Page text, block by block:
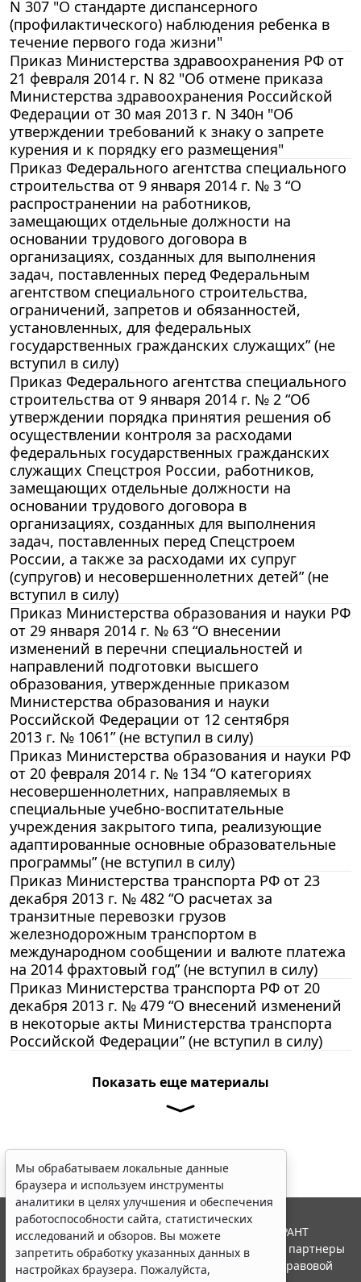
N 307 "О стандарте диспансерного
(профилактического) наблюдения ребенка в
течение первого года жизни"
Приказ Министерства здравоохранения РФ от
21 февраля 2014 г. N 82 "Об отмене приказа
Министерства здравоохранения Российской
Федерации от 30 мая 2013 г. N 340н "Об
утверждении требований к знаку о запрете
курения и к порядку его размещения"
Приказ Федерального агентства специального
строительства от 9 января 2014 г. № 3 “О
распространении на работников,
замещающих отдельные должности на
основании трудового договора в
организациях, созданных для выполнения
задач, поставленных перед Федеральным
агентством специального строительства,
ограничений, запретов и обязанностей,
установленных, для федеральных
государственных гражданских служащих” (не
вступил в силу)
Приказ Федерального агентства специального
строительства от 9 января 2014 г. № 2 “Об
утверждении порядка принятия решения об
осуществлении контроля за расходами
федеральных государственных гражданских
служащих Спецстроя России, работников,
замещающих отдельные должности на
основании трудового договора в
организациях, созданных для выполнения
задач, поставленных перед Спецстроем
России, а также за расходами их супруг
(супругов) и несовершеннолетних детей” (не
вступил в силу)
Приказ Министерства образования и науки РФ
от 29 января 2014 г. № 63 “О внесении
изменений в перечни специальностей и
направлений подготовки высшего
образования, утвержденные приказом
Министерства образования и науки
Российской Федерации от 12 сентября
2013 г. № 1061” (не вступил в силу)
Приказ Министерства образования и науки РФ
от 20 февраля 2014 г. № 134 “О категориях
несовершеннолетних, направляемых в
специальные учебно-воспитательные
учреждения закрытого типа, реализующие
адаптированные основные образовательные
программы” (не вступил в силу)
Приказ Министерства транспорта РФ от 23
декабря 2013 г. № 482 “О расчетах за
транзитные перевозки грузов
железнодорожным транспортом в
международном сообщении и валюте платежа
на 2014 фрахтовый год” (не вступил в силу)
Приказ Министерства транспорта РФ от 20
декабря 2013 г. № 479 “О внесений изменений
в некоторые акты Министерства транспорта
Российской Федерации” (не вступил в силу)
Показать еще материалы
Мы обрабатываем локальные данные
браузера и используем инструменты
аналитики в целях улучшения и обеспечения
работоспособности сайта, статистических
исследований и обзоров. Вы можете
запретить обработку указанных данных в
настройках браузера. Пожалуйста,
© ООО "НПП "ГАРАНТ-СЕРВИС", 2026. Система ГАРАНТ
выпускается с 1990 года. Компания "Гарант" и ее партнеры
являются участниками Российской ассоциации правовой